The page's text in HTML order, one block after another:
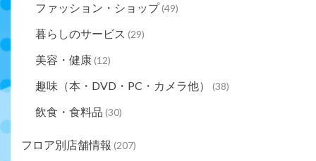
ファッション・ショップ(49)
暮らしのサービス (29)
美容・健康(12)
趣味（本・DVD・PC・カメラ他） (38)
飲食・食料品 (30)
フロア別店舗情報 (207)